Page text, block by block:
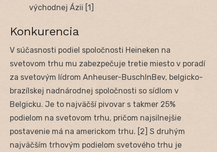
východnej Ázii [1]
Konkurencia
V súčasnosti podiel spoločnosti Heineken na
svetovom trhu mu zabezpečuje tretie miesto v poradí
za svetovým lídrom Anheuser-BuschInBev, belgicko-
brazílskej nadnárodnej spoločnosti so sídlom v
Belgicku. Je to najväčší pivovar s takmer 25%
podielom na svetovom trhu, pričom najsilnejšie
postavenie má na americkom trhu. [2] S druhým
najväčším trhovým podielom svetového trhu je